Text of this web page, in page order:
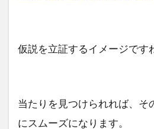
仮説を立証するイメージです
当たりを見つけられれば、そ
にスムーズになります。